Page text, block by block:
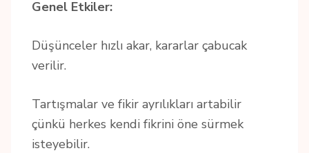
Genel Etkiler:
Düşünceler hızlı akar, kararlar çabucak
verilir.
Tartışmalar ve fikir ayrılıkları artabilir
çünkü herkes kendi fikrini öne sürmek
isteyebilir.